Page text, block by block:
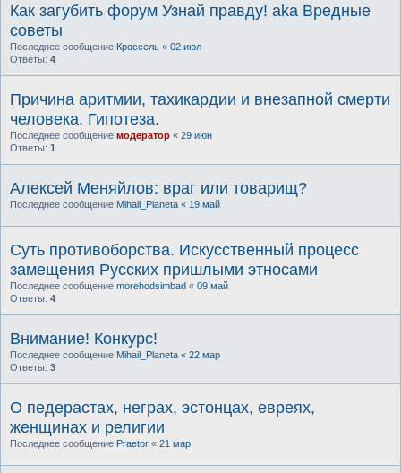
Как загубить форум Узнай правду! aka Вредные
советы
Последнее сообщение Кроссель « 02 июл
Ответы: 4
Причина аритмии, тахикардии и внезапной смерти
человека. Гипотеза.
Последнее сообщение модератор « 29 июн
Ответы: 1
Алексей Меняйлов: враг или товарищ?
Последнее сообщение Mihail_Planeta « 19 май
Суть противоборства. Искусственный процесс
замещения Русских пришлыми этносами
Последнее сообщение morehodsimbad « 09 май
Ответы: 4
Внимание! Конкурс!
Последнее сообщение Mihail_Planeta « 22 мар
Ответы: 3
О педерастах, неграх, эстонцах, евреях,
женщинах и религии
Последнее сообщение Praetor « 21 мар